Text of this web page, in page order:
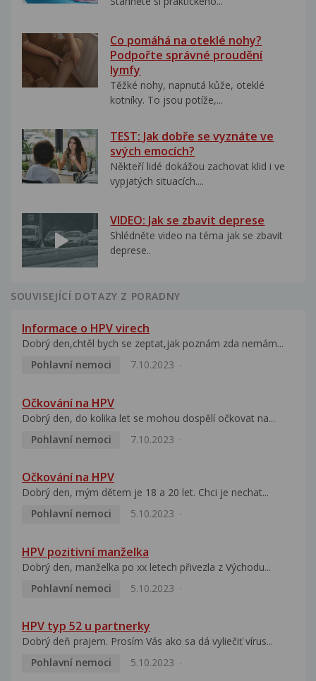
Co pomáhá na oteklé nohy?
Podpořte správné proudění
lymfy
Těžké nohy, napnutá kůže, oteklé
kotníky. To jsou potíže,...
TEST: Jak dobře se vyznáte ve
svých emocích?
Někteří lidé dokážou zachovat klid i ve
vypjatých situacích....
VIDEO: Jak se zbavit deprese
Shlédněte video na téma jak se zbavit
deprese..
SOUVISEJÍCÍ DOTAZY Z PORADNY
Informace o HPV virech
Dobrý den,chtěl bych se zeptat,jak poznám zda nemám...
Pohlavní nemoci
7.10.2023
Očkování na HPV
Dobrý den, do kolika let se mohou dospělí očkovat na...
Pohlavní nemoci
7.10.2023
Očkování na HPV
Dobrý den, mým dětem je 18 a 20 let. Chci je nechat...
Pohlavní nemoci
5.10.2023
HPV pozitivní manželka
Dobrý den, manželka po xx letech přivezla z Východu...
Pohlavní nemoci
5.10.2023
HPV typ 52 u partnerky
Dobrý deň prajem. Prosím Vás ako sa dá vyliečiť vírus...
Pohlavní nemoci
5.10.2023